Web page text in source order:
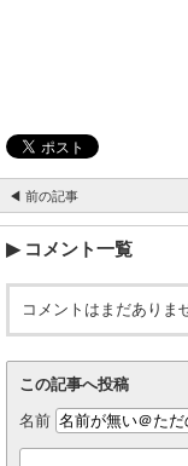
◀ 前の記事
コメント一覧
コメントはまだありま
この記事へ投稿
名前